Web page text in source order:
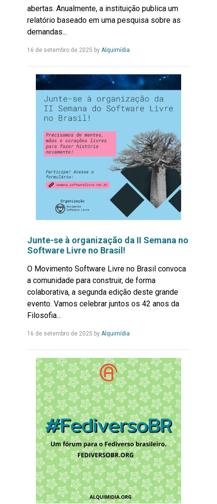
abertas. Anualmente, a instituição publica um
relatório baseado em uma pesquisa sobre as
demandas...
16 de setembro de 2025 by AlquimídiaLeia
Junte-se à organização da II Semana no
Software Livre no Brasil!
O Movimento Software Livre no Brasil convoca
a comunidade para construir, de forma
colaborativa, a segunda edição deste grande
evento. Vamos celebrar juntos os 42 anos da
Filosofia...
16 de setembro de 2025 by AlquimídiaLeia